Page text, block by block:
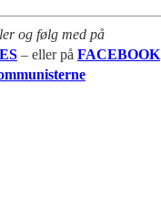
og følg med på
– eller på FACEBOOK